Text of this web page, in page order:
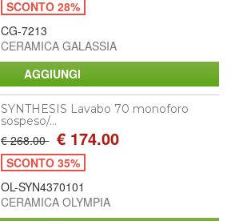
SCONTO 28%
CG-7213
CERAMICA GALASSIA
SYNTHESIS Lavabo 70 monoforo
sospeso/...
€ 268.00 € 174.00
SCONTO 35%
OL-SYN4370101
CERAMICA OLYMPIA